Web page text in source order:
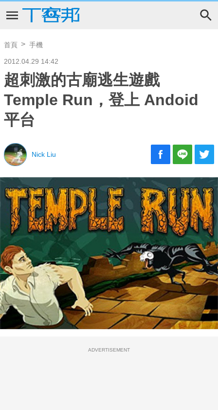
首頁 手機
2012.04.29 14:42
超刺激的古廟逃生遊戲
Temple Run，登上 Andoid
平台
Nick Liu
ADVERTISEMENT